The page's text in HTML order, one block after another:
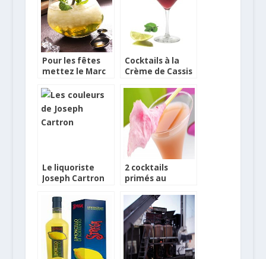
Pour les fêtes
mettez le Marc
cocktails
Cocktails à la
Crème de Cassis
Le liquoriste
Joseph Cartron
image de
marque
2 cocktails
primés au
Joseph Cartron